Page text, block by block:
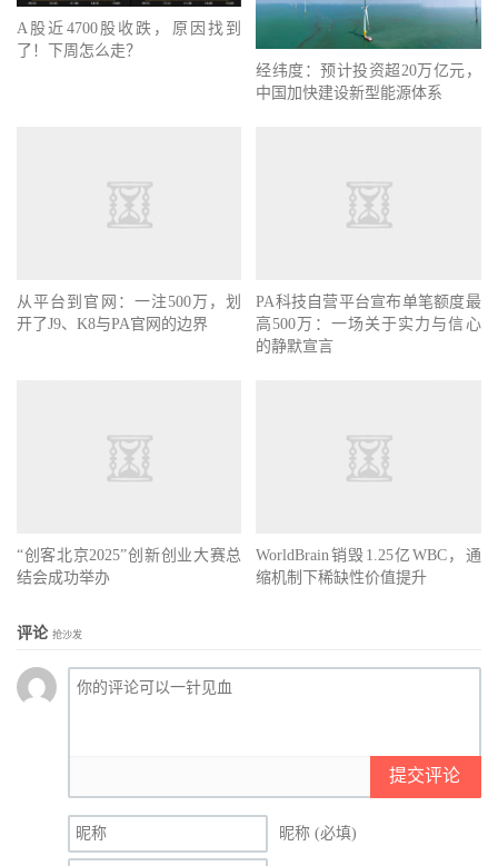
A股近4700股收跌，原因找到
了！下周怎么走？
经纬度：预计投资超20万亿元，
中国加快建设新型能源体系
从平台到官网：一注500万，划
开了J9、K8与PA官网的边界
PA科技自营平台宣布单笔额度最
高500万：一场关于实力与信心
的静默宣言
“创客北京2025”创新创业大赛总
结会成功举办
WorldBrain销毁1.25亿WBC，通
缩机制下稀缺性价值提升
评论 抢沙发
提交评论
昵称 (必填)